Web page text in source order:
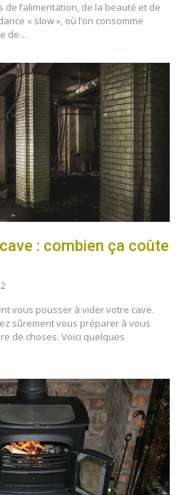
de l’alimentation, de la beauté et de
« slow », où l’on consomme
de…
: combien ça coûte
vous pousser à vider votre cave.
sûrement vous préparer à vous
de choses. Voici quelques